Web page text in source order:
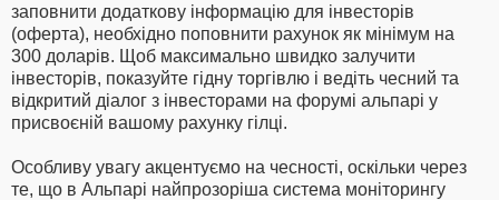
заповнити додаткову інформацію для інвесторів
(оферта), необхідно поповнити рахунок як мінімум на
300 доларів. Щоб максимально швидко залучити
інвесторів, показуйте гідну торгівлю і ведіть чесний та
відкритий діалог з інвесторами на форумі альпарі у
присвоєній вашому рахунку гілці.
Особливу увагу акцентуємо на чесності, оскільки через
те, що в Альпарі найпрозоріша система моніторингу